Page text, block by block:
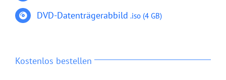
DVD-Datenträgerabbild .iso (4 GB)
Kostenlos bestellen